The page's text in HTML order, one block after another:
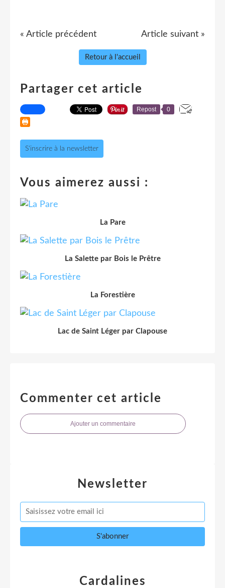
« Article précédent Article suivant »
Retour à l'accueil
Partager cet article
Repost 0
S'inscrire à la newsletter
Vous aimerez aussi :
La Pare
La Salette par Bois le Prêtre
La Forestière
Lac de Saint Léger par Clapouse
Commenter cet article
Ajouter un commentaire
Newsletter
Cardalines